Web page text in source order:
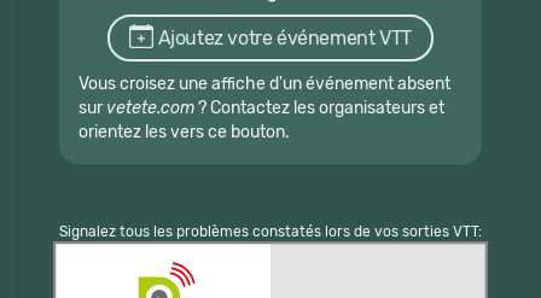
Ajoutez votre événement VTT
Vous croisez une affiche d'un événement absent
sur vetete.com? Contactez les organisateurs et
orientez les vers ce bouton.
Signalez tous les problèmes constatés lors de vos sorties VTT: